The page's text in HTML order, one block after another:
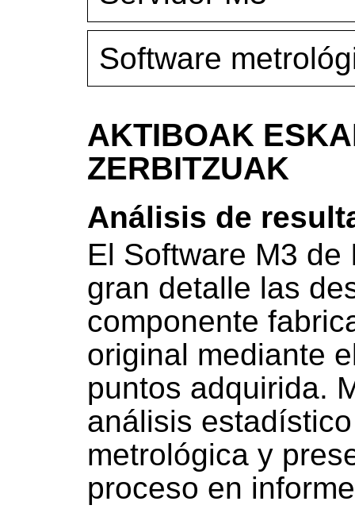
Software
AKTIBOAK
ZERBITZUAK
Análisis de
El Software M3
gran detalle las
componente
original mediante
puntos adquirida.
análisis
metrológica y
proceso en